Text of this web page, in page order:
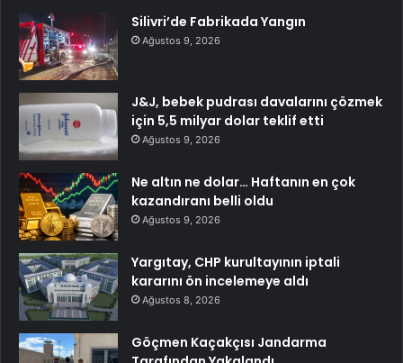
Silivri’de Fabrikada Yangın
Ağustos 9, 2026
J&J, bebek pudrası davalarını çözmek
için 5,5 milyar dolar teklif etti
Ağustos 9, 2026
Ne altın ne dolar… Haftanın en çok
kazandıranı belli oldu
Ağustos 9, 2026
Yargıtay, CHP kurultayının iptali
kararını ön incelemeye aldı
Ağustos 8, 2026
Göçmen Kaçakçısı Jandarma